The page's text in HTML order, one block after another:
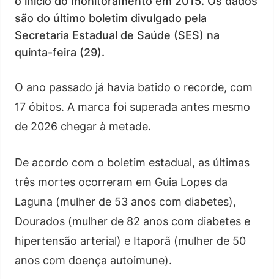
são do último boletim divulgado pela
Secretaria Estadual de Saúde (SES) na
quinta-feira (29).
O ano passado já havia batido o recorde, com
17 óbitos. A marca foi superada antes mesmo
de 2026 chegar à metade.
De acordo com o boletim estadual, as últimas
três mortes ocorreram em Guia Lopes da
Laguna (mulher de 53 anos com diabetes),
Dourados (mulher de 82 anos com diabetes e
hipertensão arterial) e Itaporã (mulher de 50
anos com doença autoimune).